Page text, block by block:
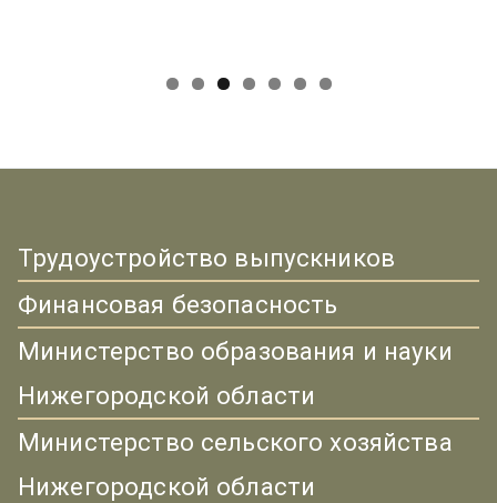
Трудоустройство выпускников
Финансовая безопасность
Министерство образования и науки
Нижегородской области
Министерство сельского хозяйства
Нижегородской области